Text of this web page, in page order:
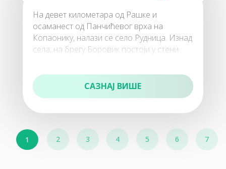
120
Апарт хотели
130
Одмаралишта
На девет километара од Рашке и
осаманест од Панчићевог врха на
Копаонику, налази се село Рудница. Изнад
села, на брегу Боровик постоји у стени
САЗНАЈ ВИШЕ
1 2 3 4 5 6 7